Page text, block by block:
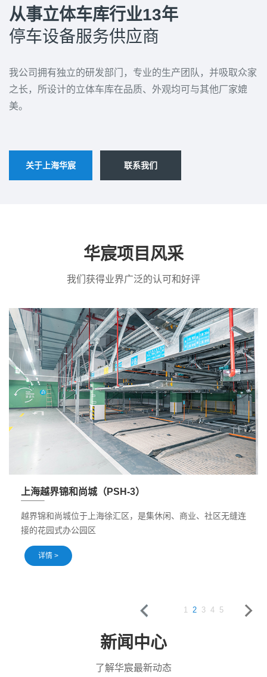
从事立体车库行业13年
停车设备服务供应商
我公司拥有独立的研发部门，专业的生产团队，并吸取众家
之长，所设计的立体车库在品质、外观均可与其他厂家媲
美。
关于上海华宸 联系我们
华宸项目风采
我们获得业界广泛的认可和好评
苏州高新区奔驰4S店（PSH-6）
该项目解决了客户在场地面积有限的情况下，维修保养车辆暂
存，待售新车停放问题。该立体车库项目所有车位加宽加长加
高设计，满足客户长轴车型停放条件。
1 2 3 4 5
新闻中心
了解华宸最新动态